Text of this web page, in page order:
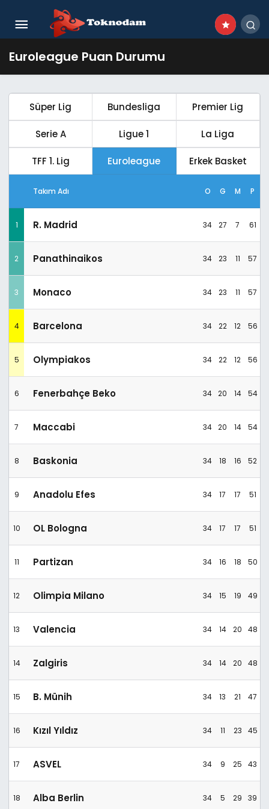
Euroleague Puan Durumu
Süper Lig Bundesliga Premier Lig
Serie A Ligue 1 La Liga
TFF 1. Lig Euroleague Erkek Basket
Takım Adı O G M P
1 R. Madrid 34 27 7 61
2 Panathinaikos 34 23 11 57
3 Monaco 34 23 11 57
4 Barcelona 34 22 12 56
5 Olympiakos 34 22 12 56
6 Fenerbahçe Beko 34 20 14 54
7 Maccabi 34 20 14 54
8 Baskonia 34 18 16 52
9 Anadolu Efes 34 17 17 51
10 OL Bologna 34 17 17 51
11 Partizan 34 16 18 50
12 Olimpia Milano 34 15 19 49
13 Valencia 34 14 20 48
14 Zalgiris 34 14 20 48
15 B. Münih 34 13 21 47
16 Kızıl Yıldız 34 11 23 45
17 ASVEL 34 9 25 43
18 Alba Berlin 34 5 29 39